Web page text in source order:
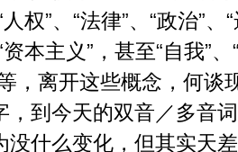
人权”、“法律”、“政治”、
资本主义”，甚至“自我”、
，离开这些概念，何谈
，到今天的双音／多音
没什么变化，但其实天